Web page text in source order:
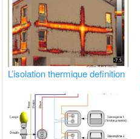
L’isolation thermique definition